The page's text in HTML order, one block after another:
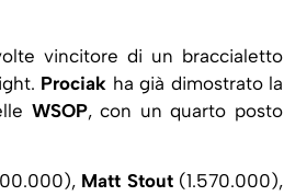
vincitore di un braccialetto
Prociak ha già dimostrato la
WSOP, con un quarto posto
Matt Stout(1.570.000),